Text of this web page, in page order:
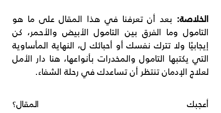
الخلاصة: بعد أن تعرفنا في هذا المقال على ما هو
التامول وما الفرق بين التامول الأبيض والأحمر، كن
إيجابيًا ولا تترك نفسك أو أحبائك ل، النهاية المأساوية
التي يكتبها التامول والمخدرات بأنواعها، هنا دار الأمل
لعلاج الإدمان تنتظر أن تساعدك في رحلة الشفاء.
أعجبك المقال؟